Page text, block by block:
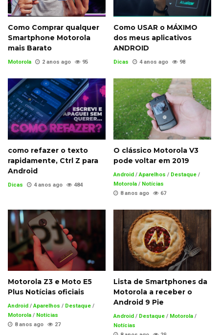
Como Comprar qualquer
Smartphone Motorola
mais Barato
Motorola 2 anos ago 95
Como USAR o MÁXIMO
dos meus aplicativos
ANDROID
Dicas 4 anos ago 98
como refazer o texto
rapidamente, Ctrl Z para
Android
Dicas 4 anos ago 484
O clássico Motorola V3
pode voltar em 2019
Android /Aparelhos / Destaque /
Motorola / Notícias
8 anos ago
67
Motorola Z3 e Moto E5
Plus Notícias oficiais
Android / Aparelhos / Destaque /
Motorola / Notícias
8 anos ago
27
Lista de Smartphones da
Motorola a receber o
Android 9 Pie
Android / Destaque / Motorola /
Notícias